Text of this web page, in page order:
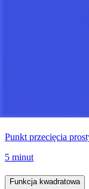
Równanie jawne
Punkt przecięcia
5 minut
Funkcja kwadratowa